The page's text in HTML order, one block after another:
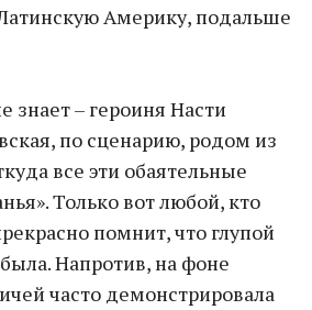
Америку, подальше
знает – героиня Насти
по сценарию, родом из
все эти обаятельные
Только вот любой, кто
помнит, что глупой
Напротив, на фоне
часто демонстрировала